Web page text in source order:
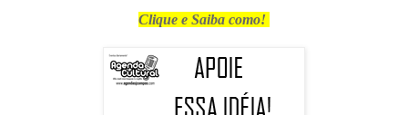
Clique e Saiba como!